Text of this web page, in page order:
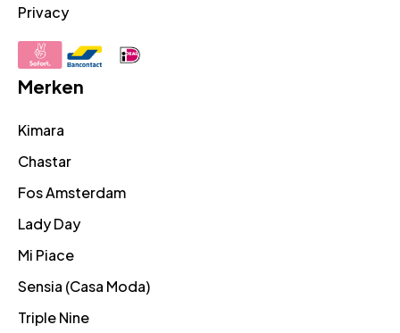
Privacy
Merken
Kimara
Chastar
Fos Amsterdam
Lady Day
Mi Piace
Sensia (Casa Moda)
Triple Nine